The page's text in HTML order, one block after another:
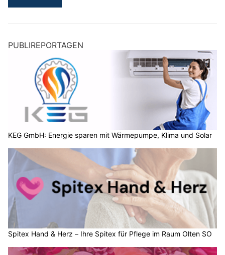
PUBLIREPORTAGEN
KEG GmbH: Energie sparen mit Wärmepumpe, Klima und Solar
Spitex Hand & Herz – Ihre Spitex für Pflege im Raum Olten SO